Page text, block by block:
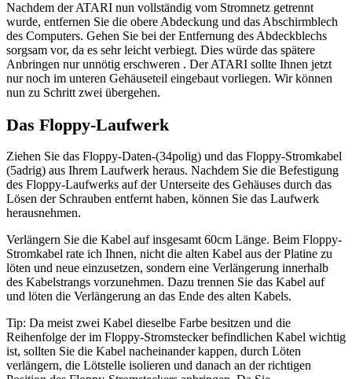
Nachdem der ATARI nun vollständig vom Stromnetz getrennt
wurde, entfernen Sie die obere Abdeckung und das Abschirmblech
des Computers. Gehen Sie bei der Entfernung des Abdeckblechs
sorgsam vor, da es sehr leicht verbiegt. Dies würde das spätere
Anbringen nur unnötig erschweren . Der ATARI sollte Ihnen jetzt
nur noch im unteren Gehäuseteil eingebaut vorliegen. Wir können
nun zu Schritt zwei übergehen.
Das Floppy-Laufwerk
Ziehen Sie das Floppy-Daten-(34polig) und das Floppy-Stromkabel
(5adrig) aus Ihrem Laufwerk heraus. Nachdem Sie die Befestigung
des Floppy-Laufwerks auf der Unterseite des Gehäuses durch das
Lösen der Schrauben entfernt haben, können Sie das Laufwerk
herausnehmen.
Verlängern Sie die Kabel auf insgesamt 60cm Länge. Beim Floppy-
Stromkabel rate ich Ihnen, nicht die alten Kabel aus der Platine zu
löten und neue einzusetzen, sondern eine Verlängerung innerhalb
des Kabelstrangs vorzunehmen. Dazu trennen Sie das Kabel auf
und löten die Verlängerung an das Ende des alten Kabels.
Tip: Da meist zwei Kabel dieselbe Farbe besitzen und die
Reihenfolge der im Floppy-Stromstecker befindlichen Kabel wichtig
ist, sollten Sie die Kabel nacheinander kappen, durch Löten
verlängern, die Lötstelle isolieren und danach an der richtigen